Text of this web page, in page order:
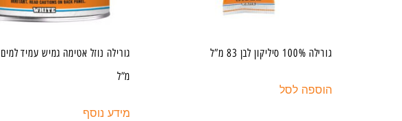
גורילה 100% סיליקון לבן 83 מ”ל
הוספה לסל
מ”ל
מידע נוסף